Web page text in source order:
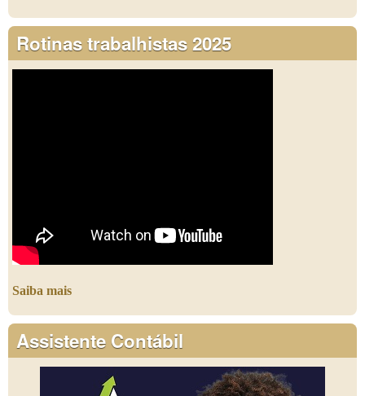
Rotinas trabalhistas 2025
Saiba mais
Assistente Contábil